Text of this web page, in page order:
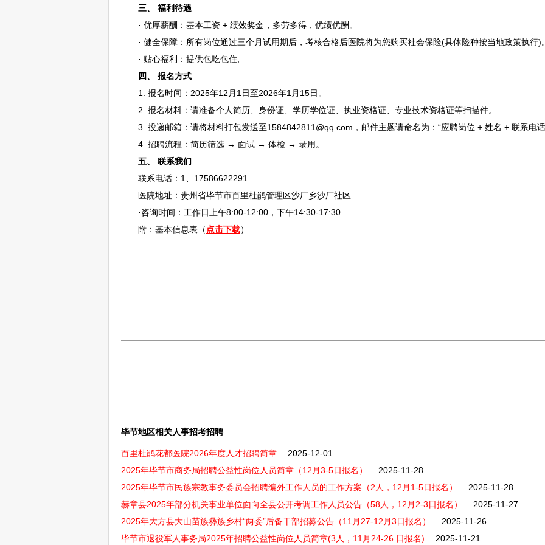
三、 福利待遇
· 优厚薪酬：基本工资 + 绩效奖金，多劳多得，优绩优酬。
· 健全保障：所有岗位通过三个月试用期后，考核合格后医院将为您购买社会保险(具体险种按当地政策执行)
· 贴心福利：提供包吃包住;
四、 报名方式
1. 报名时间：2025年12月1日至2026年1月15日。
2. 报名材料：请准备个人简历、身份证、学历学位证、执业资格证、专业技术资格证等扫描件。
3. 投递邮箱：请将材料打包发送至1584842811@qq.com，邮件主题请命名为：“应聘岗位 + 姓名 + 联系电
4. 招聘流程：简历筛选 → 面试 → 体检 → 录用。
五、 联系我们
联系电话：1、17586622291
医院地址：贵州省毕节市百里杜鹃管理区沙厂乡沙厂社区
·咨询时间：工作日上午8:00-12:00，下午14:30-17:30
附：基本信息表（ 点击下载）
毕节地区相关人事招考招聘
百里杜鹃花都医院2026年度人才招聘简章
2025-12-01
2025年毕节市商务局招聘公益性岗位人员简章（12月3-5日报名）
2025-11-28
2025年毕节市民族宗教事务委员会招聘编外工作人员的工作方案（2人，12月1-5日报名）
2025-11-28
赫章县2025年部分机关事业单位面向全县公开考调工作人员公告（58人，12月2-3日报名）
2025-11-27
2025年大方县大山苗族彝族乡村“两委”后备干部招募公告（11月27-12月3日报名）
2025-11-26
毕节市退役军人事务局2025年招聘公益性岗位人员简章(3人，11月24-26 日报名)
2025-11-21